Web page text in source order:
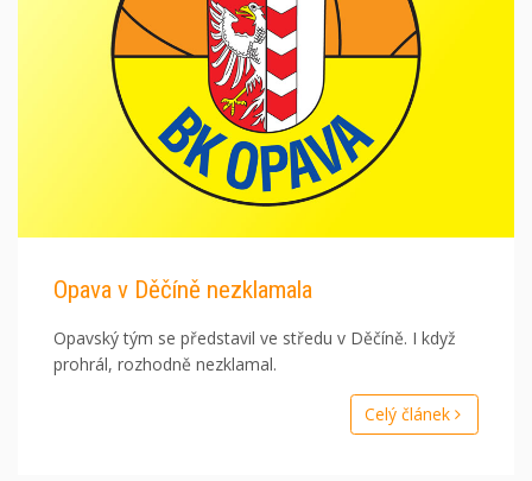
Opava v Děčíně nezklamala
Opavský tým se představil ve středu v Děčíně. I když
prohrál, rozhodně nezklamal.
Celý článek